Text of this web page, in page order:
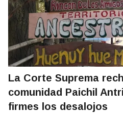
La Corte Suprema
comunidad Paichil
firmes los desalojos